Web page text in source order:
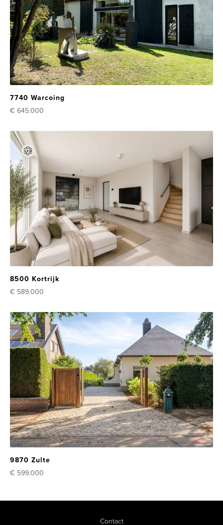
7740 Warcoing
€ 645.000
8500 Kortrijk
€ 589.000
9870 Zulte
€ 599.000
Contact